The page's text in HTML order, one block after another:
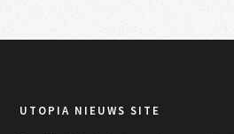
UTOPIA NIEUWS SITE